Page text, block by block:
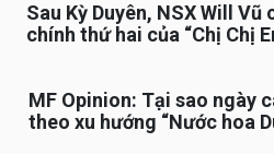
Sau Kỳ Duyên, NSX Will Vũ
chính thứ hai của “Chị Chị
MF Opinion: Tại sao ngày
theo xu hướng “Nước hoa